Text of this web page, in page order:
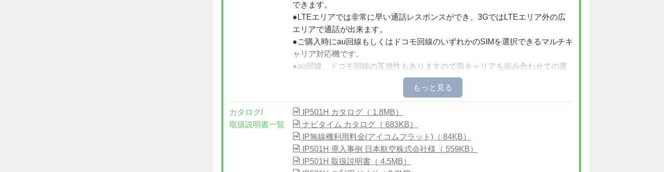
できます。
●LTEエリアでは非常に早い通話レスポンスができ、3GではLTEエリア外の広
エリアで通話が出来ます。
●ご購入時にau回線もしくはドコモ回線のいずれかのSIMを選択できるマルチキ
ャリア対応機です。
●au回線、ドコモ回線の互換性もありますので両キャリアを組み合わせての運
IP500H 、 IP501H
href="https://www.exseli.com/details/4095/IP200H.html">IP200H、IP210H、車
載型のIP無線機IP501M、IP500M
ICOM CONNECT、ICOM CONNECT MANAGER
IP500APP、IP200APP、多機能卓上型IPフォンVP-2100
8000Vが必要)、VE-SP2、ハイブリッドIPトランシーバー
PLUS、IP700SV/IP700SU/IP700SV BT
カタログ/
取扱説明書一覧
IP501H カタログ（ 1.8MB）
ナビタイム カタログ（ 683KB）
IP無線機利用料金(アイコムフラット)（ 84KB）
IP501H 導入事例 日本航空株式会社様（ 559KB）
IP501H 取扱説明書（ 4.5MB）